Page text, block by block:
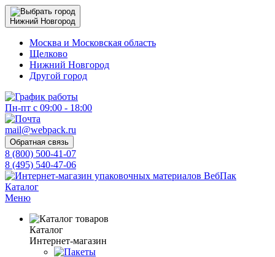
Нижний Новгород
Москва и Московская область
Щелково
Нижний Новгород
Другой город
Пн-пт с 09:00 - 18:00
mail@webpack.ru
Обратная связь
8 (800) 500-41-07
8 (495) 540-47-06
Каталог
Меню
Каталог
Интернет-магазин